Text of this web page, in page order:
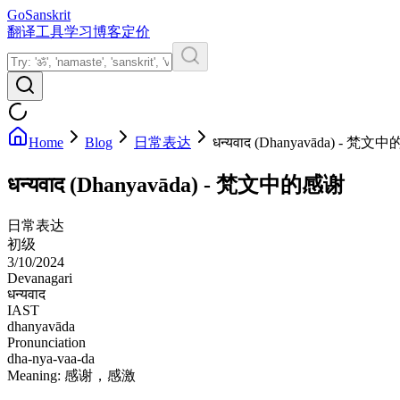
GoSanskrit
翻译工具学习博客定价
Home Blog 日常表达 धन्यवाद (Dhanyavāda) - 梵文中
धन्यवाद (Dhanyavāda) - 梵文中的感谢
日常表达
初级
3/10/2024
Devanagari
धन्यवाद
IAST
dhanyavāda
Pronunciation
dha-nya-vaa-da
Meaning: 感谢，感激